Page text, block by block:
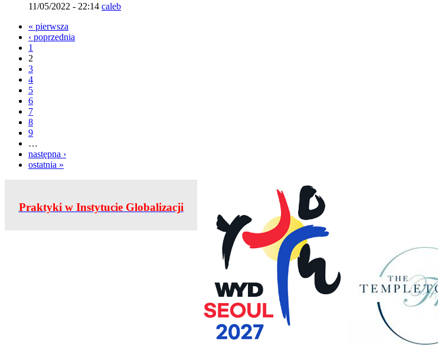
11/05/2022 - 22:14 caleb
« pierwsza
‹ poprzednia
1
2
3
4
5
6
7
8
9
…
następna ›
ostatnia »
Praktyki w Instytucie Globalizacji